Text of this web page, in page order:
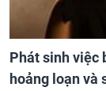
Phát sinh việc
hoảng loạn và